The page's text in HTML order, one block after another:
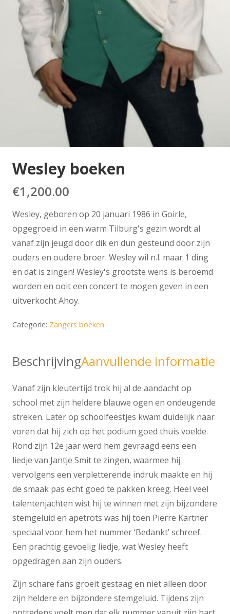
Wesley boeken
€1,200.00
Wesley, geboren op 20 januari 1986 in Goirle,
opgegroeid in een warm Tilburg's gezin wordt al
vanaf zijn jeugd door dik en dun gesteund door zijn
ouders en oudere broer. Wesley wil n.l. maar 1 ding
en dat is zingen! Wesley's grootste wens is beroemd
worden en ooit een concert te mogen geven in een
uitverkocht Ahoy.
Categorie: Zangers boeken
BeschrijvingAanvullende informatie
Vanaf zijn kleutertijd trok hij al de aandacht op
school met zijn heldere blauwe ogen en ondeugende
streken. Later op schoolfeestjes kwam duidelijk naar
voren dat hij zich op het podium goed thuis voelde.
Rond zijn 12e jaar werd hem gevraagd eens een
liedje van Jantje Smit te zingen, waarmee hij
vervolgens een verpletterende indruk maakte en hij
de smaak pas echt goed te pakken kreeg. Heel veel
talentenjachten wist hij te winnen met zijn bijzondere
stemgeluid en apetrots was hij toen Pierre Kartner
speciaal voor hem het nummer ‘Bedankt’ schreef.
Een prachtig gevoelig liedje, wat Wesley heeft
opgedragen aan zijn ouders.
Zijn schare fans groeit gestaag en niet alleen door
zijn heldere en bijzondere stemgeluid. Tijdens zijn